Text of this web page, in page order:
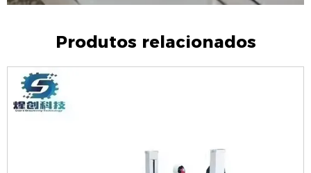
Produtos relacionados